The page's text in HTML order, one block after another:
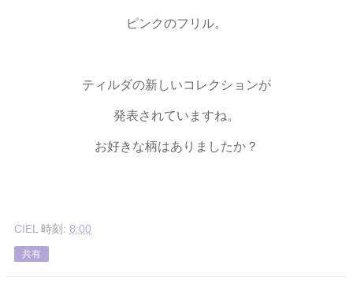
ピンクのフリル。
ティルダの新しいコレクションが
発表されていますね。
お好きな柄はありましたか？
CIEL 時刻: 8:00
共有